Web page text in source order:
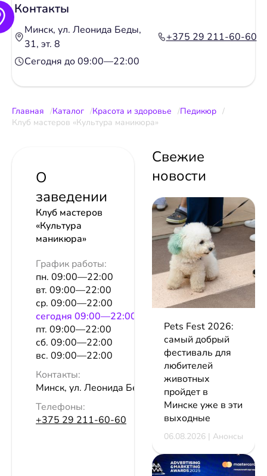
Контакты
Минск, ул. Леонида Беды,
31, эт. 8
+375 29 211-60-60
Сегодня до 09:00—22:00
Главная Каталог Красота и здоровье
Педикюр
Клуб мастеров «Культура маникюра»
О
заведении
Клуб мастеров
«Культура
маникюра»
График работы:
пн. 09:00—22:00
вт. 09:00—22:00
ср. 09:00—22:00
сeгодня 09:00—22:00
пт. 09:00—22:00
сб. 09:00—22:00
вс. 09:00—22:00
Контакты:
Минск, ул. Леонида Беды, 31, эт. 8
Телефоны:
+375 29 211-60-60
Свежие
новости
Pets Fest 2026:
самый добрый
фестиваль для
любителей
животных
пройдет в
Минске уже в эти
выходные
06.08.2026 | Анонсы